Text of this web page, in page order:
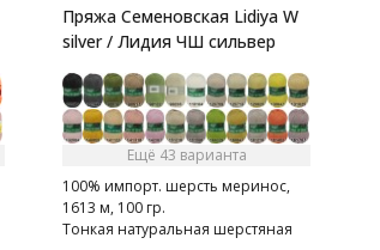
Пряжа Семеновская Lidiya W
silver / Лидия ЧШ сильвер
Ещё 43 варианта
100% импорт. шерсть меринос,
1613 м, 100 гр.
Тонкая натуральная шерстяная